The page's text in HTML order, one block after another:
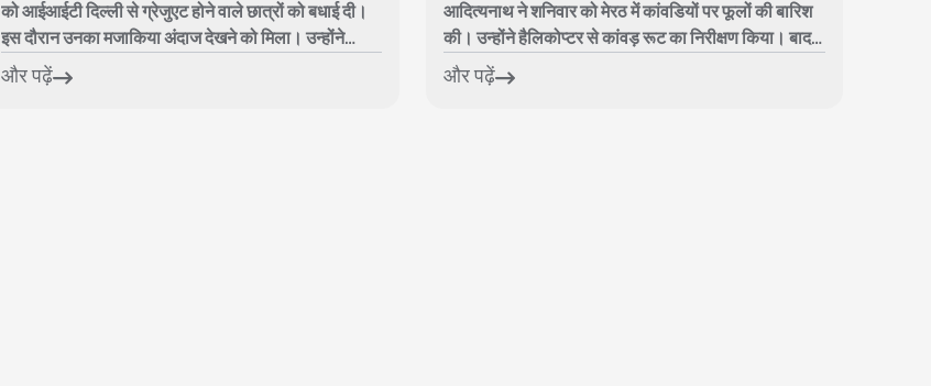
को आईआईटी दिल्ली से ग्रेजुएट होने वाले छात्रों को बधाई दी।
इस दौरान उनका मजाकिया अंदाज देखने को मिला। उन्होंने
छात्रों से कहा, आप लोगों के...
और पढ़ें
आदित्यनाथ ने शनिवार को मेरठ में कांवडियों पर फूलों की बारिश
की। उन्होंने हैलिकोप्टर से कांवड़ रूट का निरीक्षण किया। बाद में
कांवड़ मार्ग पर बनाए गए ...
और पढ़ें